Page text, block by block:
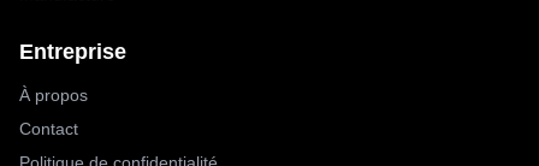
Entreprise
À propos
Contact